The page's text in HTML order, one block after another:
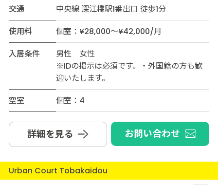
交通
中央線 深江橋駅1番出口 徒歩1分
使用料
個室：¥28,000～¥42,000/月
入居条件
男性 女性
※IDの掲示は必須です。・外国籍の方も歓
迎いたします。
空室
個室：4
詳細を見る お問い合わせ
Urban Court Tobakaidou